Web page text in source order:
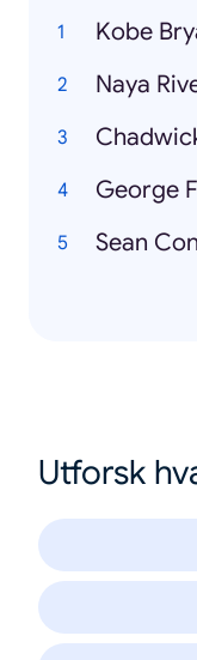
Kobe
Naya
George
Sean
Utforsk